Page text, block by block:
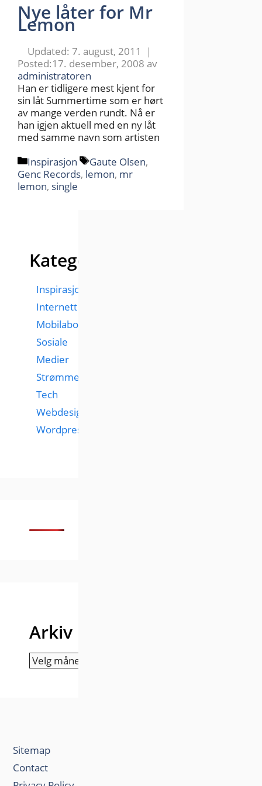
Nye låter for Mr
Lemon
7. august, 2011
17. desember, 2008 av
administratoren
Han er tidligere mest kjent for
sin låt Summertime som er hørt
av mange verden rundt. Nå er
han igjen aktuell med en ny låt
med samme navn som artisten
Kategorier
Inspirasjon Stikkord
Gaute Olsen,
Genc Records, lemon, mr
lemon, single
Kategorier
Inspirasjon
Internett
Mobilabonnementer
Sosiale
Medier
Strømmetjenester
Tech
Webdesign
Wordpress
Arkiv
Arkiv
Sitemap
Contact